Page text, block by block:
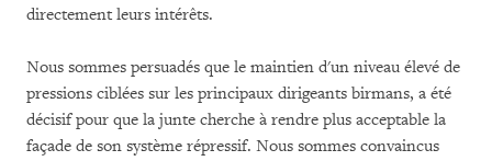
directement leurs intérêts.
Nous sommes persuadés que le maintien d'un niveau élevé de
pressions ciblées sur les principaux dirigeants birmans, a été
décisif pour que la junte cherche à rendre plus acceptable la
façade de son système répressif. Nous sommes convaincus